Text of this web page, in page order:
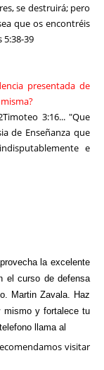
se destruirá; pero
que os encontréis
39
presentada de
3:16... "Que
de Enseñanza que
e
la excelente
el curso de defensa
Martin Zavala. Haz
mismo y fortalece tu
llama al
visitar